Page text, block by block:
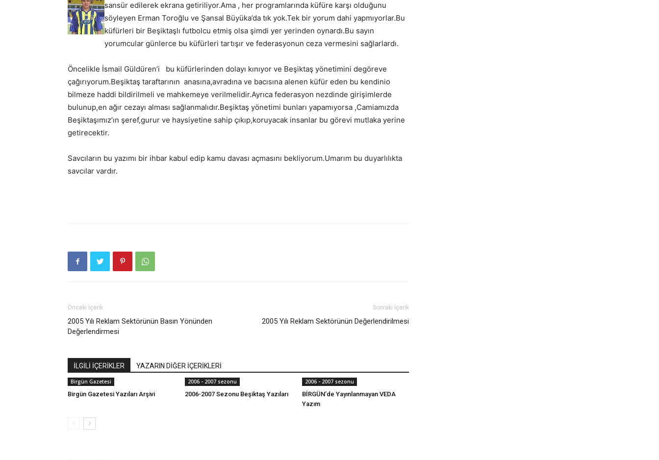
sansür edilerek ekrana getiriliyor.Ama , her programlarında küfüre karşı olduğunu
söyleyen Erman Toroğlu ve Şansal Büyüka’da tık yok.Tek bir yorum dahi yapmıyorlar.Bu
küfürleri bir Beşiktaşlı futbolcu etmiş olsa şimdi yer yerinden oynardı.Bu sayın
yorumcular günlerce bu küfürleri tartışır ve federasyonun ceza vermesini sağlarlardı.
Öncelikle İsmail Güldüren’i bu küfürlerinden dolayı kınıyor ve Beşiktaş yönetimini degöreve
çağırıyorum.Beşiktaş taraftarının anasına,avradına ve bacısına alenen küfür eden bu kendinio
bilmeze haddi bildirilmeli ve mahkemeye verilmelidir.Ayrıca federasyon nezdinde girişimlerde
bulunup,en ağır cezayı alması sağlanmalıdır.Beşiktaş yönetimi bunları yapamıyorsa ,Camiamızda
Beşiktaşımız’ın şeref,gurur ve haysiyetine sahip çıkıp,koruyacak insanlar bu görevi mutlaka yerine
getirecektir.
Savcıların bu yazımı bir ihbar kabul edip kamu davası açmasını bekliyorum.Umarım bu duyarlılıkta
savcılar vardır.
Önceki İçerik
2005 Yılı Reklam Sektörünün Basın Yönünden
Değerlendirmesi
Sonraki İçerik
2005 Yılı Reklam Sektörünün Değerlendirilmesi
İLGİLİ İÇERİKLER YAZARIN DİĞER İÇERİKLERİ
Birgün Gazetesi
Birgün Gazetesi Yazıları Arşivi
2006 - 2007 sezonu
2006-2007 Sezonu Beşiktaş Yazıları
2006 - 2007 sezonu
BİRGÜN’de Yayınlanmayan VEDA
Yazım